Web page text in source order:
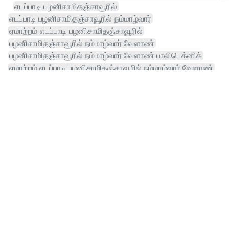
எடப்பாடி பழனிசாமிதஞ்சாவூரில்
எடப்பாடி பழனிசாமிதஞ்சாவூரில் நம்மாழ்வார்
ஏமாற்றம் எடப்பாடி பழனிசாமிதஞ்சாவூரில்
பழனிசாமிதஞ்சாவூரில் நம்மாழ்வார் வேளாண்
பழனிசாமிதஞ்சாவூரில் நம்மாழ்வார் வேளாண் பாலிடெக்னிக்
ஏமாற்றம் எடப்பாடி பழனிசாமிதஞ்சாவூரில் நம்மாழ்வார் வேளாண்